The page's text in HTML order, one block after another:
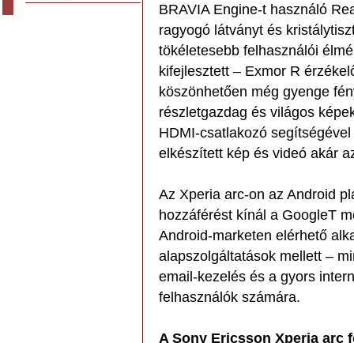
BRAVIA Engine-t használó
ragyogó látványt és
tökéletesebb felhasználói
kifejlesztett – Exmor R
köszönhetően még gyenge
részletgazdag és világos
HDMI-csatlakozó
elkészített kép és videó akár
Az Xperia arc-on az Android
hozzáférést kínál a GoogleT
Android-marketen elérhető
alapszolgáltatások mellett –
email-kezelés és a gyors
felhasználók számára.
A Sony Ericsson Xperia arc